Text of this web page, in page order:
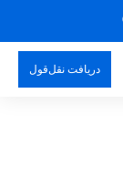
دریافت نقل‌قول